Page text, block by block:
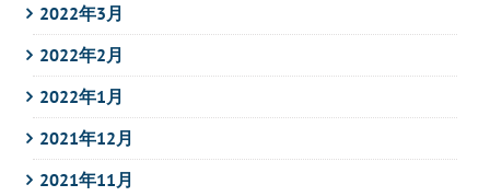
2022年3月
2022年2月
2022年1月
2021年12月
2021年11月